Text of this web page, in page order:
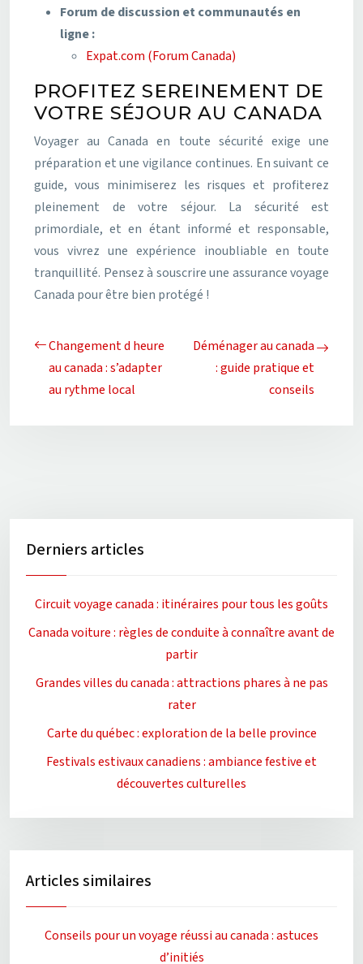
Forum de discussion et communautés en
ligne :
Expat.com (Forum Canada)
PROFITEZ SEREINEMENT DE
VOTRE SÉJOUR AU CANADA
Voyager au Canada en toute sécurité exige une
préparation et une vigilance continues. En suivant ce
guide, vous minimiserez les risques et profiterez
pleinement de votre séjour. La sécurité est
primordiale, et en étant informé et responsable,
vous vivrez une expérience inoubliable en toute
tranquillité. Pensez à souscrire une assurance voyage
Canada pour être bien protégé !
Changement d heure
au canada : s’adapter
au rythme local
Déménager au canada
: guide pratique et
conseils
Derniers articles
Circuit voyage canada : itinéraires pour tous les goûts
Canada voiture : règles de conduite à connaître avant de
partir
Grandes villes du canada : attractions phares à ne pas
rater
Carte du québec : exploration de la belle province
Festivals estivaux canadiens : ambiance festive et
découvertes culturelles
Articles similaires
Conseils pour un voyage réussi au canada : astuces
d’initiés